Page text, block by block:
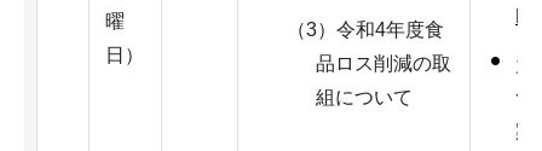
曜
日）
（3）令和4年度食
品ロス削減の取
組について
食
案